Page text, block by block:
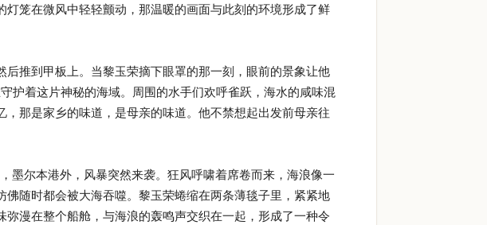
笼在微风中轻轻颤动，那温暖的画面与此刻的环境形成了鲜
推到甲板上。当黎玉荣摘下眼罩的那一刻，眼前的景象让他
护着这片神秘的海域。周围的水手们欢呼雀跃，海水的咸味混
那是家乡的味道，是母亲的味道。他不禁想起出发前母亲往
墨尔本港外，风暴突然来袭。狂风呼啸着席卷而来，海浪像一
随时都会被大海吞噬。黎玉荣蜷缩在两条薄毯子里，紧紧地
漫在整个船舱，与海浪的轰鸣声交织在一起，形成了一种令